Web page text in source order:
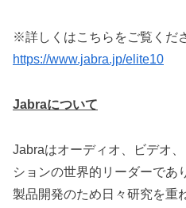
※詳しくはこちらをご覧くだ
https://www.jabra.jp/elite10
Jabraについて
Jabraはオーディオ、ビデオ
ションの世界的リーダーであ
製品開発のため日々研究を重